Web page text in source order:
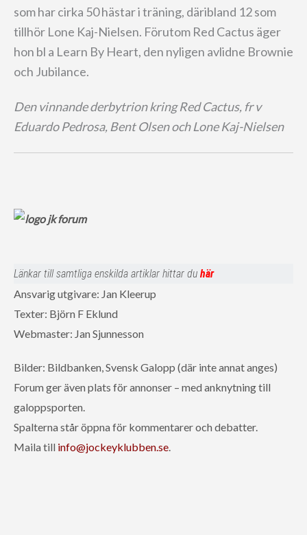
som har cirka 50 hästar i träning, däribland 12 som
tillhör Lone Kaj-Nielsen. Förutom Red Cactus äger
hon bl a Learn By Heart, den nyligen avlidne Brownie
och Jubilance.
Den vinnande derbytrion kring Red Cactus, fr v
Eduardo Pedrosa, Bent Olsen och Lone Kaj-Nielsen
Länkar till samtliga enskilda artiklar hittar du här
Ansvarig utgivare: Jan Kleerup
Texter: Björn F Eklund
Webmaster: Jan Sjunnesson
Bilder: Bildbanken, Svensk Galopp (där inte annat anges)
Forum ger även plats för annonser – med anknytning till
galoppsporten.
Spalterna står öppna för kommentarer och debatter.
Maila till info@jockeyklubben.se.